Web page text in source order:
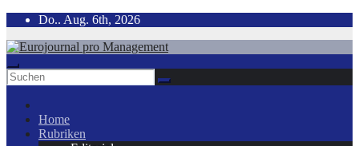
Zum
springen
Do.. Aug. 6th, 2026
Home
Rubriken